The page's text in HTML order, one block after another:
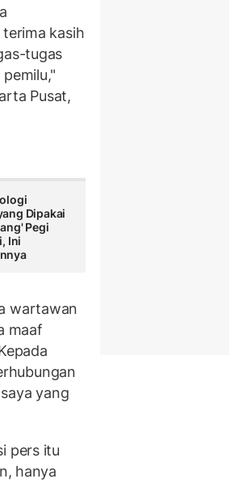
kasih
tugas
Pusat,
Dipakai
Pegi
Ini
wartawan
maaf
yang
pers itu
hanya